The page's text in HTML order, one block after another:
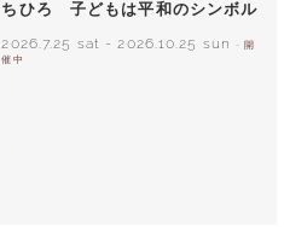
ちひろ 子どもは平和のシンボル
2026.7.25 sat -2026.10.25 sun
- 開
催中